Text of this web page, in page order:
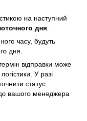
на наступний
дня
часу, будуть
дня.
відправки може
У разі
статус
вашого менеджера